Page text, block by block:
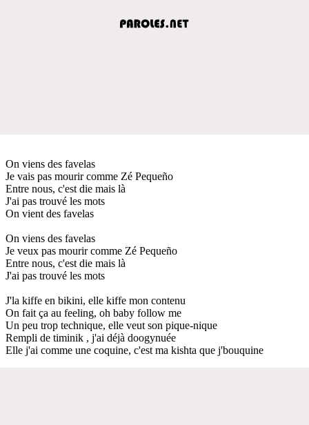
On viens des favelas
Je vais pas mourir comme Zé Pequeño
Entre nous, c'est die mais là
J'ai pas trouvé les mots
On vient des favelas
On viens des favelas
Je veux pas mourir comme Zé Pequeño
Entre nous, c'est die mais là
J'ai pas trouvé les mots
J'la kiffe en bikini, elle kiffe mon contenu
On fait ça au feeling, oh baby follow me
Un peu trop technique, elle veut son pique-nique
Rempli de timinik , j'ai déjà doogynuée
Elle j'ai comme une coquine, c'est ma kishta que j'bouquine